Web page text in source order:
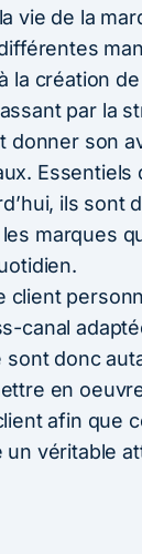
vie de la
la création
par la
donner son
Essentiels
ils sont
marques
client
canal
sont donc
en
afin que
un véritable